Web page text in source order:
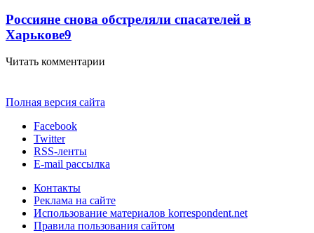
Россияне снова обстреляли спасателей в
Харькове9
Читать комментарии
Полная версия сайта
Facebook
Twitter
RSS-ленты
E-mail рассылка
Контакты
Реклама на сайте
Использование материалов korrespondent.net
Правила пользования сайтом